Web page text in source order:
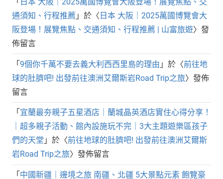
通須知、行程推薦 」於〈 日本 大阪｜2025萬國博覽會大
阪登場！展覽焦點、交通須知、行程推薦 | 山富旅遊〉發
佈留言
「 9個你千萬不要去義大利西西里島的理由 」於〈前往地
球的肚臍吧! 出發前往澳洲艾爾斯岩Road Trip之旅〉發佈
留言
「 宜蘭最夯親子五星酒店｜蘭城晶英酒店實住心得分享！
｜超多親子活動、館內設施玩不完｜3大主題遊樂區孩子
們的天堂 」於〈前往地球的肚臍吧! 出發前往澳洲艾爾斯
岩Road Trip之旅〉發佈留言
「 中國新疆｜邊境之旅 南疆、北疆 5大景點元素 飽覽豪